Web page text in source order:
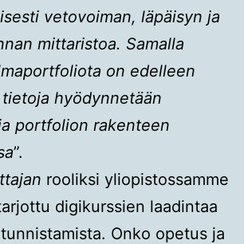
vetovoiman, läpäisyn ja
mittaristoa. Samalla
on edelleen
hyödynnetään
portfolion rakenteen
”.
rooliksi yliopistossamme
digikurssien laadintaa
Onko opetus ja